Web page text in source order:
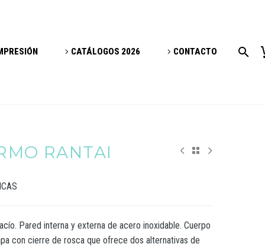
CATÁLOGOS 2026 CONTACTO
RANTAI
Pared interna y externa de acero inoxidable. Cuerpo
con cierre de rosca que ofrece dos alternativas de